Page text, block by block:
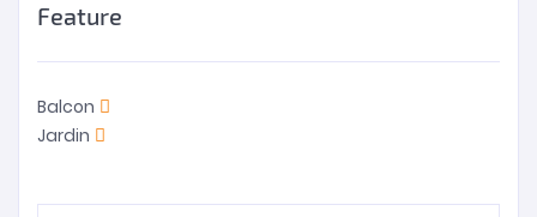
Feature
Balcon
Jardin